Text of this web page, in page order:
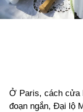
Ở Paris, cách cửa
đoạn ngắn, Đại lộ